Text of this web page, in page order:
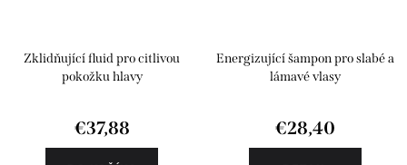
Zklidňující fluid pro citlivou
pokožku hlavy
€37,88
Energizující šampon pro slabé a
lámavé vlasy
€28,40